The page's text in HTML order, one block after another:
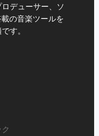
デューサー、ソ
の音楽ツールを
す。